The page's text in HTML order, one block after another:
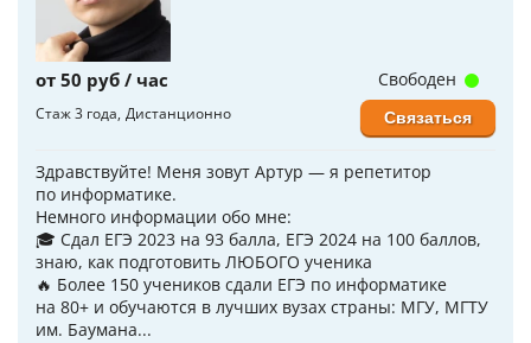
от 50 руб / час
Стаж 3 года Дистанционно
Здравствуйте! Меня зовут Артур — я репетитор
по информатике.
Немного информации обо мне:
🎓 Сдал ЕГЭ 2023 на 93 балла, ЕГЭ 2024 на 100 баллов,
знаю, как подготовить ЛЮБОГО ученика
🔥 Более 150 учеников сдали ЕГЭ по информатике
на 80+ и обучаются в лучших вузах страны: МГУ, МГТУ
им. Баумана...
Свободен
Связаться